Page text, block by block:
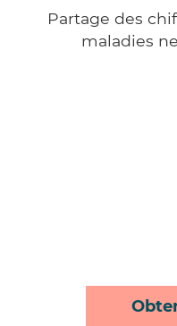
Partage des
maladies